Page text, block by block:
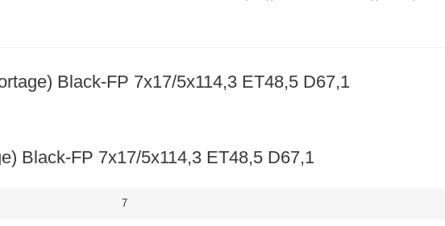
Black-FP 7x17/5x114,3 ET48,5 D67,1
Black-FP 7x17/5x114,3 ET48,5 D67,1
7